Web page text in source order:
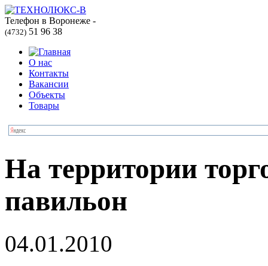
Телефон в Воронеже -
(4732) 51 96 38
О нас
Контакты
Вакансии
Объекты
Товары
На территории
павильон
04.01.2010